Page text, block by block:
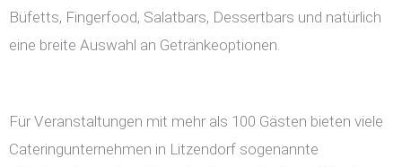
Büfetts, Fingerfood, Salatbars, Dessertbars und natürlich
eine breite Auswahl an Getränkeoptionen.
Für Veranstaltungen mit mehr als 100 Gästen bieten viele
Cateringunternehmen in Litzendorf sogenannte